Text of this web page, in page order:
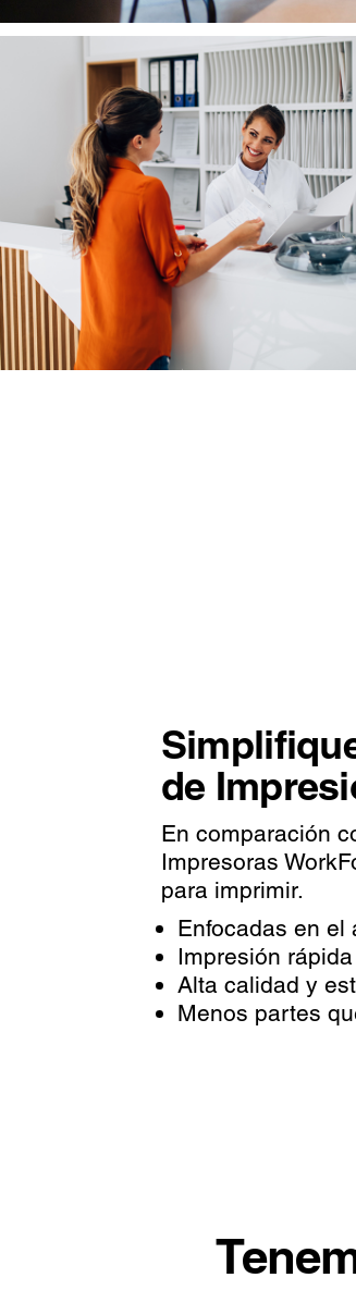
de
En comparación
Impresoras
para imprimir.
Enfocadas en el
Impresión
Alta calidad y
Menos partes